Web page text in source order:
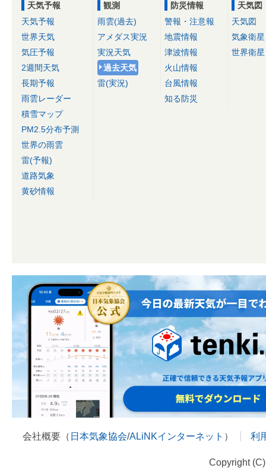
天気予報
天気予報
世界天気
気圧予報
2週間天気
長期予報
雨雲レーダー
積雪マップ
PM2.5分布予測
世界の雨雲
雷(予報)
道路気象
黄砂情報
観測
雨雲(過去)
アメダス実況
実況天気
過去天気
雷(実況)
防災情報
警報・注意報
地震情報
津波情報
火山情報
台風情報
知る防災
天気図
天気図
気象衛星
世界衛星
会社概要（ 日本気象協会/ALiNKインターネット ） 利
Copyright